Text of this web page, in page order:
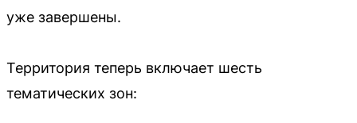
уже завершены.
Территория теперь включает шесть
тематических зон: